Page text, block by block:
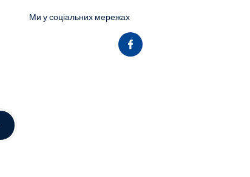
Ми у соціальних мережах